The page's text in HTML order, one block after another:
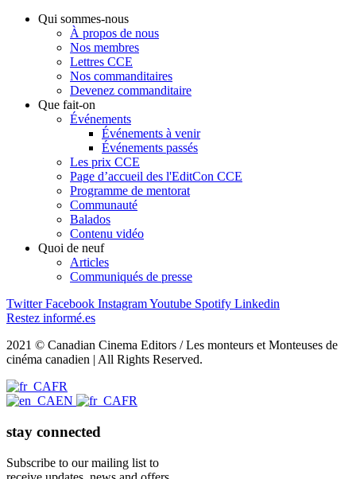
Qui sommes-nous
À propos de nous
Nos membres
Lettres CCE
Nos commanditaires
Devenez commanditaire
Que fait-on
Événements
Événements à venir
Événements passés
Les prix CCE
Page d’accueil des l'EditCon CCE
Programme de mentorat
Communauté
Balados
Contenu vidéo
Quoi de neuf
Articles
Communiqués de presse
Twitter Facebook InstagramYoutube Spotify Linkedin
Restez informé.es
2021 © Canadian Cinema Editors / Les monteurs et Monteuses de
cinéma canadien | All Rights Reserved.
FR
EN
FR
stay connected
Subscribe to our mailing list to